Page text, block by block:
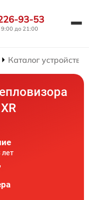
93-53
до 21:00
Каталог устройств
лет